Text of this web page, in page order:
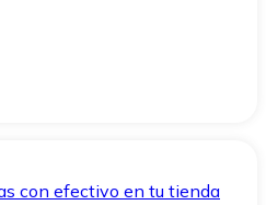
con efectivo en tu tienda